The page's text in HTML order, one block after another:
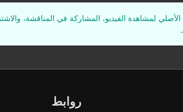
لمشاهدة الفيديو، المشاركة في المناقشة،
روابط